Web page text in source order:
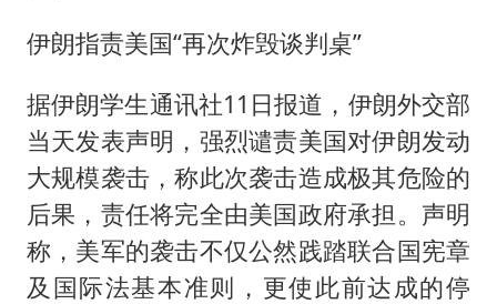
伊朗指责美国“再次炸毁谈判桌”
据伊朗学生通讯社11日报道，伊朗外交部
当天发表声明，强烈谴责美国对伊朗发动
大规模袭击，称此次袭击造成极其危险的
后果，责任将完全由美国政府承担。声明
称，美军的袭击不仅公然践踏联合国宪章
及国际法基本准则，更使此前达成的停